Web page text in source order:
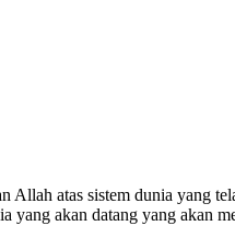
Allah atas sistem dunia yang
yang akan datang yang akan